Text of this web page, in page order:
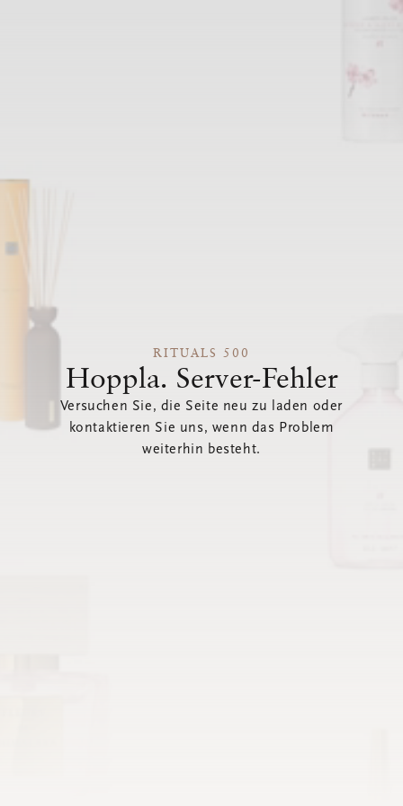
RITUALS 500
Hoppla. Server-Fehler
Versuchen Sie, die Seite neu zu laden oder
kontaktieren Sie uns, wenn das Problem
weiterhin besteht.